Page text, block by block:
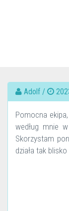
Adolf /
Pomocna
według mnie
Skorzystam
działa tak